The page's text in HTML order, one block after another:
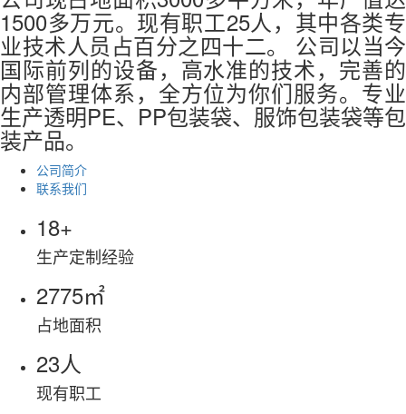
1500多万元。现有职工25人，其中各类专
业技术人员占百分之四十二。 公司以当今
国际前列的设备，高水准的技术，完善的
内部管理体系，全方位为你们服务。专业
生产透明PE、PP包装袋、服饰包装袋等包
装产品。
公司简介
联系我们
19+
生产定制经验
3000㎡
占地面积
25人
现有职工